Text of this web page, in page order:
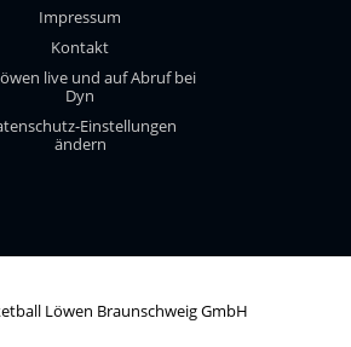
Impressum
Kontakt
live und auf Abruf bei
Dyn
Einstellungen
ändern
Löwen Braunschweig GmbH